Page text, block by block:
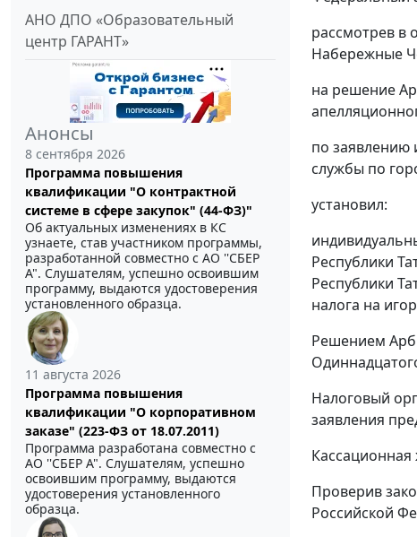
АНО ДПО «Образовательный
центр ГАРАНТ»
Анонсы
8 сентября 2026
Программа повышения
квалификации "О контрактной
системе в сфере закупок" (44-ФЗ)"
Об актуальных изменениях в КС
узнаете, став участником программы,
разработанной совместно с АО ''СБЕР
А". Слушателям, успешно освоившим
программу, выдаются удостоверения
установленного образца.
11 августа 2026
Программа повышения
квалификации "О корпоративном
заказе" (223-ФЗ от 18.07.2011)
Программа разработана совместно с
АО ''СБЕР А". Слушателям, успешно
освоившим программу, выдаются
удостоверения установленного
образца.
рассмотрев в
Набережные
на решение
по заявлению
службы по
установил:
Республики
Республики
налога на
Решением
Налоговый
заявления
Проверив
Российской